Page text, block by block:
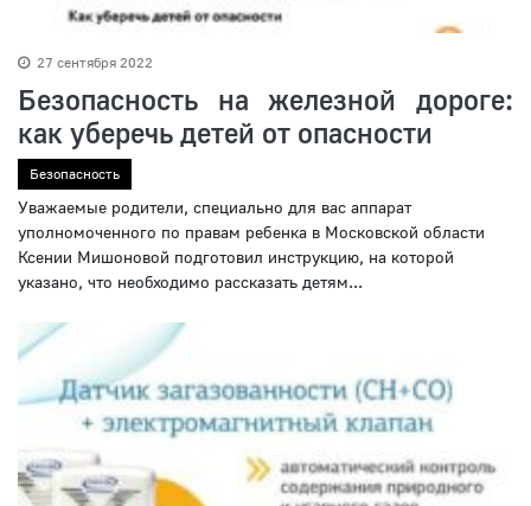
27 сентября 2022
Безопасность на железной дороге:
как уберечь детей от опасности
Безопасность
Уважаемые родители, специально для вас аппарат
уполномоченного по правам ребенка в Московской области
Ксении Мишоновой подготовил инструкцию, на которой
указано, что необходимо рассказать детям...